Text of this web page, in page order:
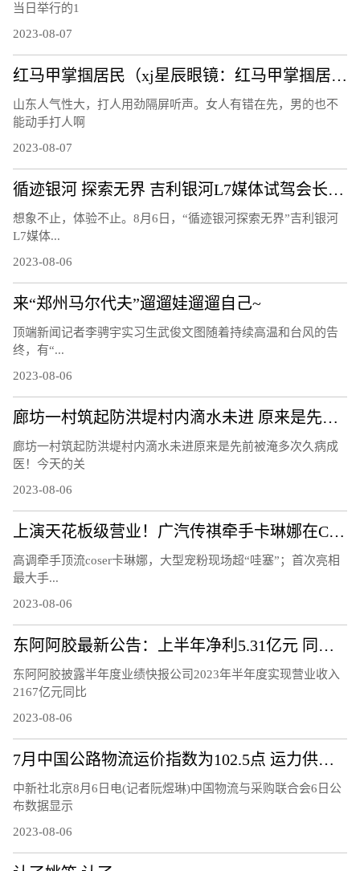
当日举行的1
2023-08-07
红马甲掌掴居民（xj星辰眼镜：红马甲掌掴居民）
山东人气性大，打人用劲隔屏听声。女人有错在先，男的也不
能动手打人啊
2023-08-07
循迹银河 探索无界 吉利银河L7媒体试驾会长春站圆满结束！
想象不止，体验不止。8月6日，“循迹银河探索无界”吉利银河
L7媒体...
2023-08-06
来“郑州马尔代夫”遛遛娃遛遛自己~
顶端新闻记者李骋宇实习生武俊文图随着持续高温和台风的告
终，有“...
2023-08-06
廊坊一村筑起防洪堤村内滴水未进 原来是先前被淹多次久病成医！
廊坊一村筑起防洪堤村内滴水未进原来是先前被淹多次久病成
医！今天的关
2023-08-06
上演天花板级营业！广汽传祺牵手卡琳娜在ChinaJoy鲨疯了！
高调牵手顶流coser卡琳娜，大型宠粉现场超“哇塞”；首次亮相
最大手...
2023-08-06
东阿阿胶最新公告：上半年净利5.31亿元 同比增72.29%
东阿阿胶披露半年度业绩快报公司2023年半年度实现营业收入
2167亿元同比
2023-08-06
7月中国公路物流运价指数为102.5点 运力供给呈现较充足态势
中新社北京8月6日电(记者阮煜琳)中国物流与采购联合会6日公
布数据显示
2023-08-06